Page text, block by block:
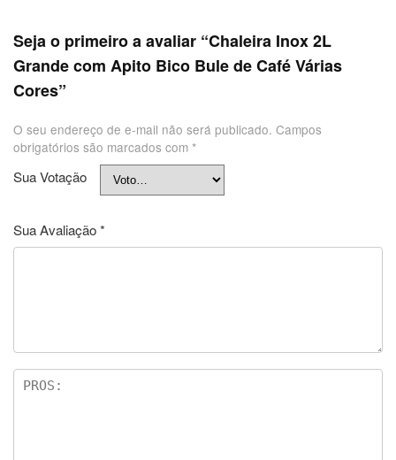
Seja o primeiro a avaliar “Chaleira Inox 2L
Grande com Apito Bico Bule de Café Várias
Cores”
O seu endereço de e-mail não será publicado. Campos
obrigatórios são marcados com *
Sua Votação
Sua Avaliação*